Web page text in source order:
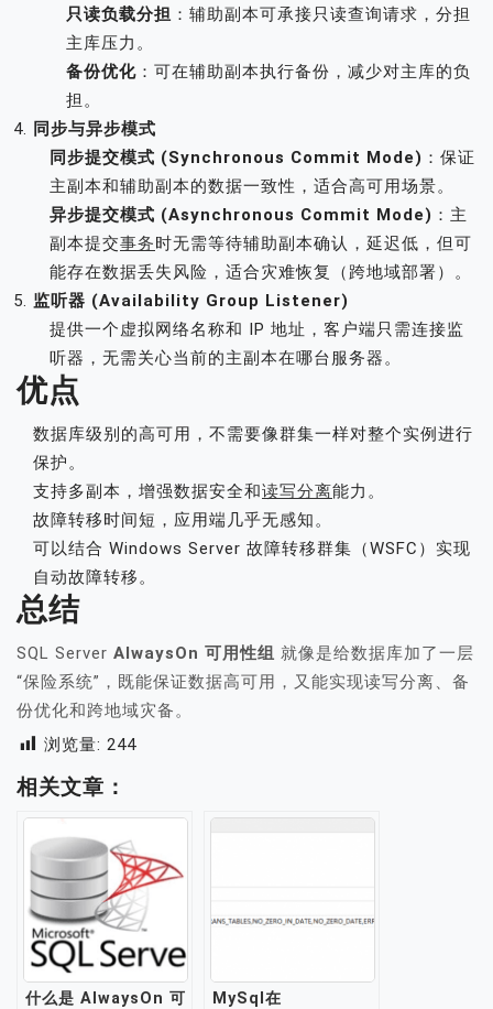
只读负载分担 ：辅助副本可承接只读查询请求，分担
主库压力。
备份优化 ：可在辅助副本执行备份，减少对主库的负
担。
同步与异步模式
同步提交模式 (Synchronous Commit Mode) ：保证
主副本和辅助副本的数据一致性，适合高可用场景。
异步提交模式 (Asynchronous Commit Mode) ：主
副本提交事务时无需等待辅助副本确认，延迟低，但可
能存在数据丢失风险，适合灾难恢复（跨地域部署）。
监听器 (Availability Group Listener)
提供一个虚拟网络名称和 IP 地址，客户端只需连接监
听器，无需关心当前的主副本在哪台服务器。
优点
数据库级别的高可用，不需要像群集一样对整个实例进行
保护。
支持多副本，增强数据安全和读写分离能力。
故障转移时间短，应用端几乎无感知。
可以结合 Windows Server 故障转移群集（WSFC）实现
自动故障转移。
总结
SQL Server AlwaysOn 可用性组 就像是给数据库加了一层
“保险系统”，既能保证数据高可用，又能实现读写分离、备
份优化和跨地域灾备。
浏览量: 244
相关文章：
什么是 AlwaysOn 可 MySql在